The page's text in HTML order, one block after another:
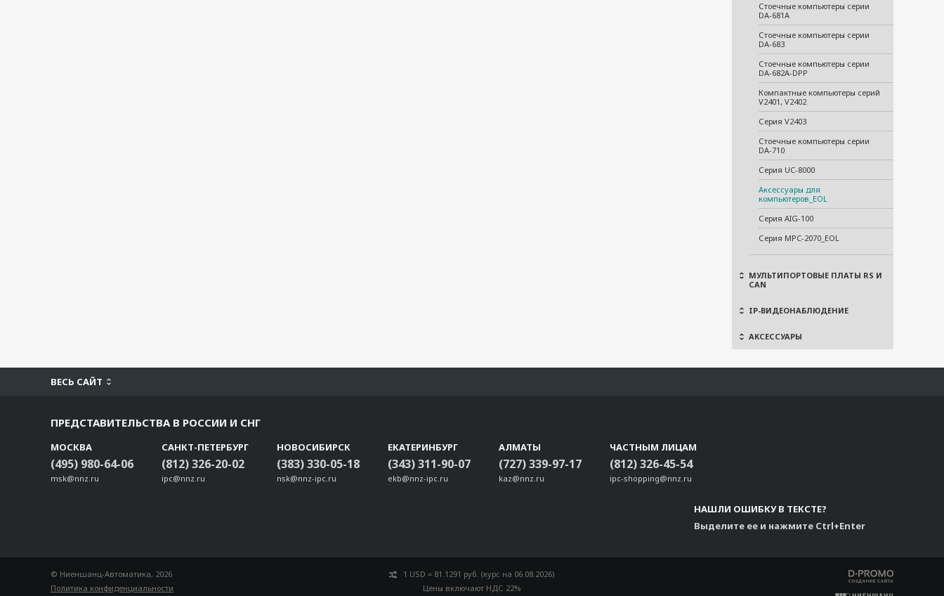
Стоечные компьютеры серии
DA-681A
Стоечные компьютеры серии
DA-683
Стоечные компьютеры серии
DA-682A-DPP
Компактные компьютеры серий
V2401, V2402
Серия V2403
Стоечные компьютеры серии
DA-710
Серия UC-8000
Аксессуары для
компьютеров_EOL
Серия AIG-100
Серия MPC-2070_EOL
МУЛЬТИПОРТОВЫЕ ПЛАТЫ RS И
CAN
IP-ВИДЕОНАБЛЮДЕНИЕ
АКСЕССУАРЫ
ВЕСЬ САЙТ
ПРЕДСТАВИТЕЛЬСТВА В РОССИИ И СНГ
МОСКВА
(495) 980-64-06
msk@nnz.ru
САНКТ-ПЕТЕРБУРГ
(812) 326-20-02
ipc@nnz.ru
НОВОСИБИРСК
(383) 330-05-18
nsk@nnz-ipc.ru
ЕКАТЕРИНБУРГ
(343) 311-90-07
ekb@nnz-ipc.ru
АЛМАТЫ
(727) 339-97-17
kaz@nnz.ru
ЧАСТНЫМ ЛИЦАМ
(812) 326-45-54
ipc-shopping@nnz.ru
НАШЛИ ОШИБКУ В ТЕКСТЕ?
Выделите ее и нажмите Ctrl+Enter
© Ниеншанц-Автоматика, 2026
Политика конфиденциальности
1 USD = 81.1291 руб. (курс на 06.08.2026)
Цены включают НДС 22%